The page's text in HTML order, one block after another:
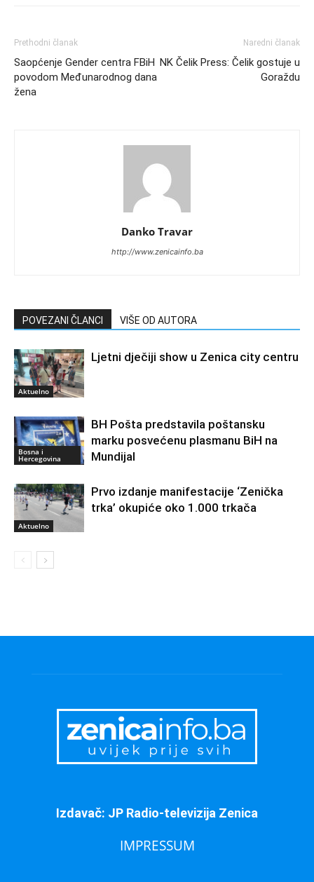
Prethodni članak
Saopćenje Gender centra FBiH
povodom Međunarodnog dana
žena
Naredni članak
NK Čelik Press: Čelik gostuje u
Goraždu
Danko Travar
http://www.zenicainfo.ba
POVEZANI ČLANCI VIŠE OD AUTORA
Aktuelno
Ljetni dječiji show u Zenica city centru
Bosna i
Hercegovina
BH Pošta predstavila poštansku
marku posvećenu plasmanu BiH na
Mundijal
Aktuelno
Prvo izdanje manifestacije ‘Zenička
trka’ okupiće oko 1.000 trkača
Izdavač: JP Radio-televizija Zenica
IMPRESSUM